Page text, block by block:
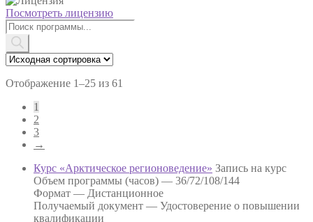
Посмотреть лицензию
Поиск
товаров
Отображение 1–25 из 61
1
2
3
→
Курс «Арктическое регионоведение» Запись на курс
Объем программы (часов) — 36/72/108/144
Формат — Дистанционное
Получаемый документ — Удостоверение о повышении
квалификации